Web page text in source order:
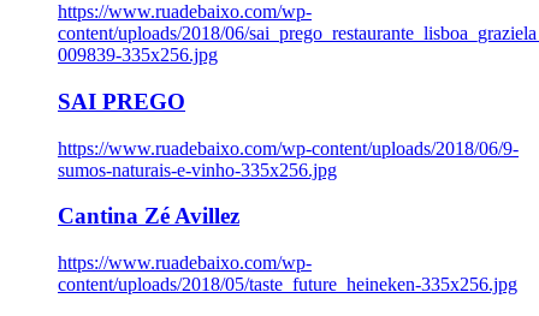
https://www.ruadebaixo.com/wp-
content/uploads/2018/06/
009839-335x256.jpg
SAI PREGO
https://www.ruadebaixo.com/wp-content/uploads/2018/06/9-
sumos-naturais-e-vinho-335x256.jpg
Cantina Zé Avillez
https://www.ruadebaixo.com/wp-
content/uploads/2018/05/taste_future_heineken-335x256.jpg